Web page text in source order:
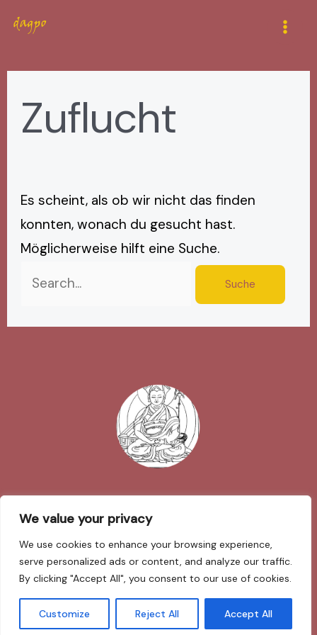
We value your privacy
We use cookies to enhance your browsing experience,
serve personalized ads or content, and analyze our traffic.
By clicking "Accept All", you consent to our use of cookies.
Customize Reject All Accept All
Inhalt
Zuflucht
Es scheint, als ob wir nicht das finden
konnten, wonach du gesucht hast.
Möglicherweise hilft eine Suche.
nach:
Datenschutzerklärung
Sarva Mangalam